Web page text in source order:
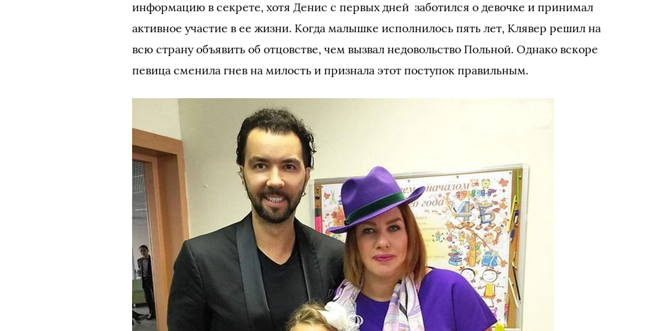
информацию в секрете, хотя Денис с первых дней заботился о девочке и принимал
активное участие в ее жизни. Когда малышке исполнилось пять лет, Клявер решил на
всю страну объявить об отцовстве, чем вызвал недовольство Польной. Однако вскоре
певица сменила гнев на милость и признала этот поступок правильным.